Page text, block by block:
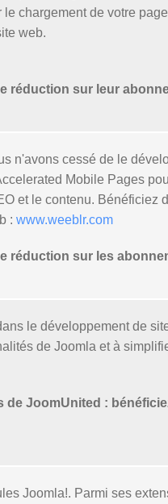
chargement de votre
web.
réduction sur leur
n'avons cessé de le
Mobile Pages
et le contenu. Bénéficiez
: www.weeblr.com
réduction sur les
le développement de
de Joomla et à
de JoomUnited :
Joomla!. Parmi ses